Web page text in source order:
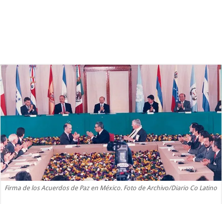
Firma de los Acuerdos de Paz en México. Foto de Archivo/Diario Co Latino